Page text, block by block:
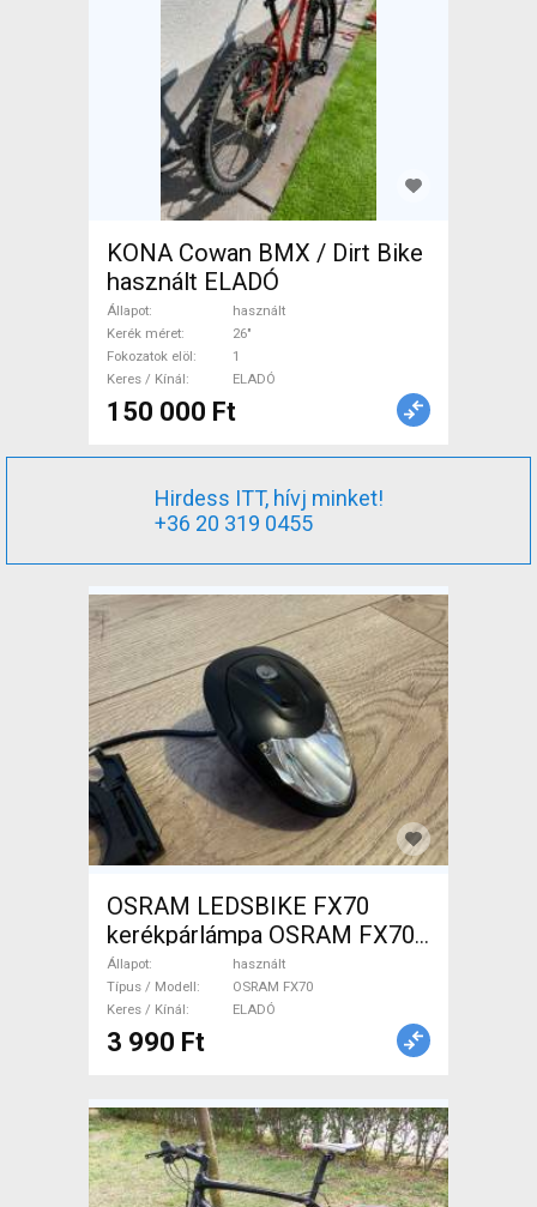
KONA Cowan BMX / Dirt Bike
használt ELADÓ
Állapot
használt
Kerék méret
26"
Fokozatok elöl
1
Keres / Kínál
ELADÓ
150 000 Ft
Hirdess ITT, hívj minket!
+36 20 319 0455
OSRAM LEDSBIKE FX70
kerékpárlámpa OSRAM FX70
Lámpa / Világítás használt
ELADÓ
Állapot
használt
Típus / Modell
OSRAM FX70
Keres / Kínál
ELADÓ
3 990 Ft